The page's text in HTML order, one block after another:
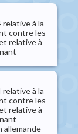
à la
contre les
relative à
à la
contre les
relative à
allemande